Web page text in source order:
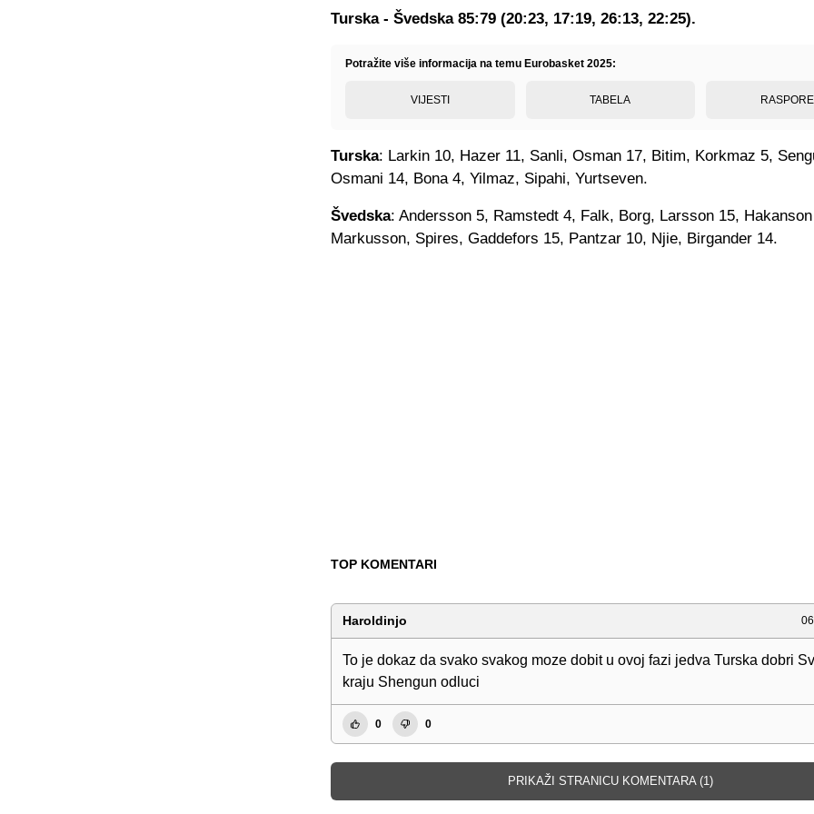
Turska - Švedska 85:79 (20:23, 17:19, 26:13, 22:25).
Potražite više informacija na temu Eurobasket 2025:
VIJESTI TABELA
Turska: Larkin 10, Hazer 11, Sanli, Osman 17, Bitim, Korkmaz 5,
Osmani 14, Bona 4, Yilmaz, Sipahi, Yurtseven.
Švedska: Andersson 5, Ramstedt 4, Falk, Borg, Larsson 15,
Markusson, Spires, Gaddefors 15, Pantzar 10, Njie, Birgander 14.
TOP KOMENTARI
Haroldinjo
To je dokaz da svako svakog moze dobit u ovoj fazi jedva Turska dobri
kraju Shengun odluci
0 0
PRIKAŽI STRANICU KOMENTARA (1)